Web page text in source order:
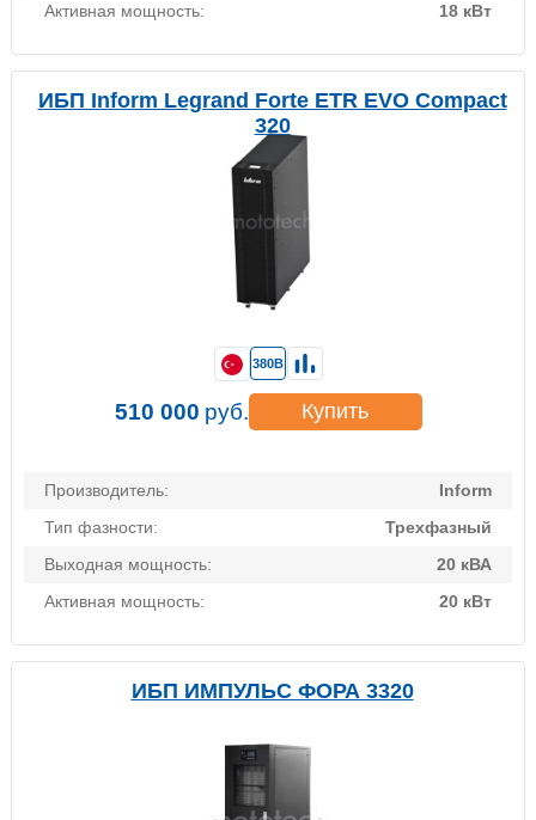
Активная мощность:
18 кВт
ИБП Inform Legrand Forte ETR EVO Compact
320
Производитель:
Inform
Тип фазности:
Трехфазный
Выходная мощность:
20 кВА
Активная мощность:
20 кВт
380В
510 000 руб. Купить
ИБП ИМПУЛЬС ФОРА 3320